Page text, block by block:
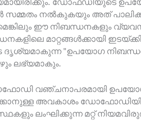
സമ്മതം നൽകുകയും അത്
ഈ നിബന്ധനകളും
മാറ്റങ്ങൾക്കായി
ദൃശ്യമാകുന്ന "ഉപയോഗ
ലഭ്യമാകും.
വഞ്ചനാപരമായി
അവകാശം
ലംഘിക്കുന്ന മറ്റ്